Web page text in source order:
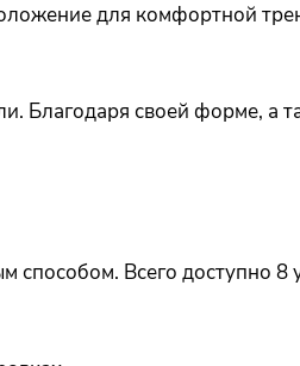
для комфортной
Благодаря своей форме, а
Всего доступно 8